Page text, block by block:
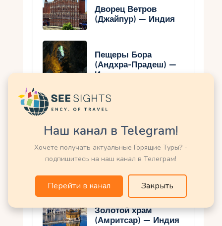
Дворец Ветров
(Джайпур) — Индия
Пещеры Бора
(Андхра-Прадеш) —
Индия
Храм Кхаджурахо
Индия
Мехрангарх-форт
Золотой храм
(Амритсар) — Индия
Наш канал в Telegram!
Хочете получать актуальные Горящие Туры? -
подпишитесь на наш канал в Телеграм!
Перейти в канал Закрыть